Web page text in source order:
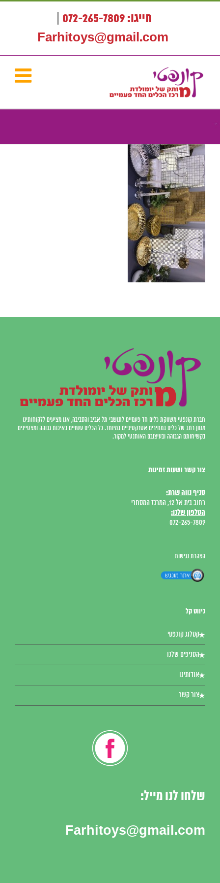
דלג
חייגו: 072-265-7809
Farhitoys@gmail.com
חברת קונפטי משווקת כלים חד פעמיים לתושבי תל אביב והסביבה, אנו מציעים ללקוחותינו
מגוון רחב של כלים במחירים אטרקטיביים במיוחד. כל הכלים עשויים באיכות גבוהה ומצטיינים
בקשיחותם הגבוהה ובעיצובם האותנטי למקור.
צור קשר ושעות זמינות
סניף נווה שרת:
רחוב בית אל 12, המרכז המסחרי
הטלפון שלנו:
072-265-7809
הצהרת נגישות
ניווט קל
קטלוג קונפטי
הסניפים שלנו
אודותינו
צור קשר
שלחו לנו מייל:
Farhitoys@gmail.com